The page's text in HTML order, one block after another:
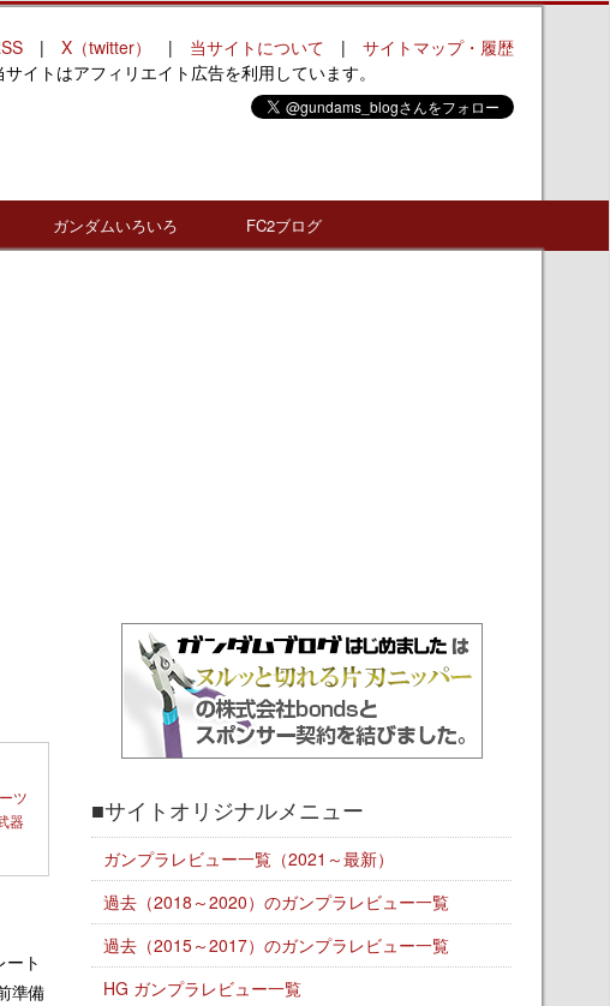
| X（twitter） | 当サイトについて | サイトマップ・履歴
サイトはアフィリエイト広告を利用しています。
ガンダムいろいろ FC2ブログ
ツ
器
ト
準備
■サイトオリジナルメニュー
ガンプラレビュー一覧（2021～最新）
過去（2018～2020）のガンプラレビュー一覧
過去（2015～2017）のガンプラレビュー一覧
HG ガンプラレビュー一覧